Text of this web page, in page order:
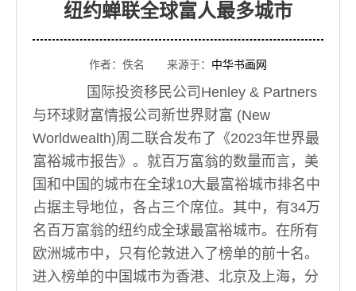
纽约蝉联全球富人最多城市
作者：佚名 来源于： 中华书画网
国际投资移民公司Henley & Partners
与环球财富情报公司新世界财富 (New
Worldwealth)周二联合发布了《2023年世界最
富裕城市报告》。就百万富翁的数量而言，美
国和中国的城市在全球10大最富裕城市排名中
占据主导地位，各占三个席位。其中，有34万
名百万富翁的纽约成全球最富裕城市。在所有
欧洲城市中，只有伦敦进入了榜单的前十名。
进入榜单的中国城市为香港、北京及上海，分